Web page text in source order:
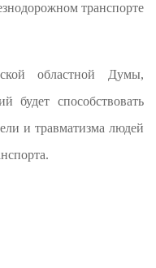
транспорте
областной Думы,
будет способствовать
и травматизма людей